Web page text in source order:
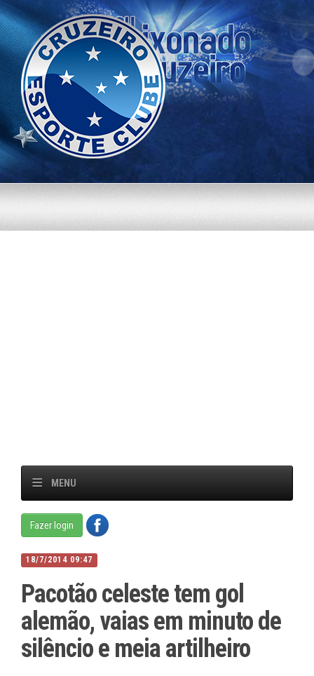
MENU
Fazer login
18/7/2014 09:47
Pacotão celeste tem gol
alemão, vaias em minuto de
silêncio e meia artilheiro